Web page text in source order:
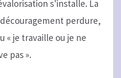
s'installe. La
perdure,
« je travaille ou je ne
pas ».